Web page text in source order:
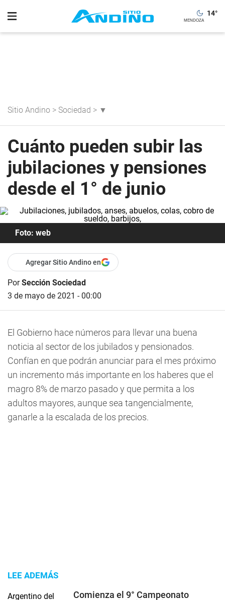
14°
Sitio Andino > Sociedad > ▼
Cuánto pueden subir las
jubilaciones y pensiones
desde el 1° de junio
Foto: web
Agregar Sitio Andino en
PorSección Sociedad
3 de mayo de 2021 - 00:00
El Gobierno hace números para llevar una buena
noticia al sector de los jubilados y pensionados.
Confían en que podrán anunciar para el mes próximo
un incremento más importante en los haberes que el
magro 8% de marzo pasado y que permita a los
adultos mayores, aunque sea tangencialmente,
ganarle a la escalada de los precios.
LEE ADEMÁS
Comienza el 9° Campeonato